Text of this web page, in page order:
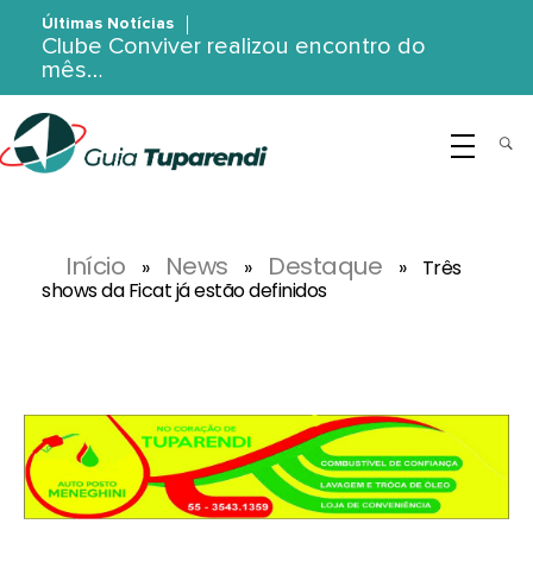
Últimas Notícias
Clube Conviver realizou encontro do
mês…
Início » News » Destaque »
Três
shows da Ficat já estão definidos